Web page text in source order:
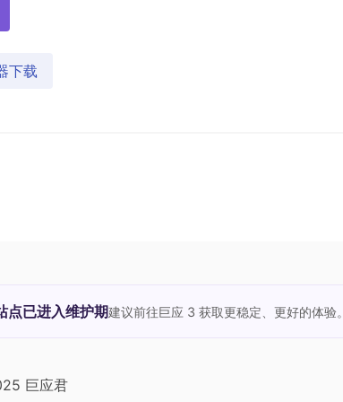
下载
点已进入维护期建议前往巨应 3 获取更稳定、更好的体验。
巨应君